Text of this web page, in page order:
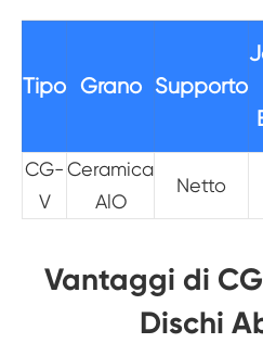
Tipo Grano Supporto
CG-
V
Ceramica
AlO
Netto
Vantaggi di
Dischi